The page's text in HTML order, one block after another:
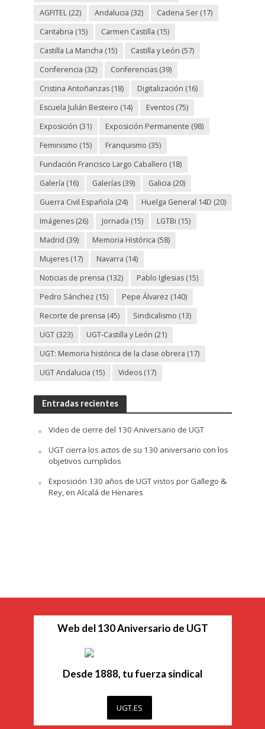
AGFITEL(22) Andalucia (32) Cadena Ser(17)
Cantabria (15) Carmen Castilla (15)
Castilla La Mancha (15) Castilla y León (57)
Conferencia (32) Conferencias(39)
Cristina Antoñanzas(18) Digitalización (16)
Escuela Julián Besteiro (14) Eventos(75)
Exposición (31) Exposición Permanente (98)
Feminismo (15) Franquismo (35)
Fundación Francisco Largo Caballero (18)
Galería (16) Galerías(39) Galicia (20)
Guerra Civil Española (24) Huelga General 14D (20)
Imágenes(26) Jornada (15) LGTBi (15)
Madrid (39) Memoria Histórica (58)
Mujeres(17) Navarra (14)
Noticias de prensa (132) Pablo Iglesias(15)
Pedro Sánchez (15) Pepe Álvarez (140)
Recorte de prensa (45) Sindicalismo (13)
UGT(323) UGT-Castilla y León (21)
UGT: Memoria histórica de la clase obrera (17)
UGT Andalucia (15) Videos(17)
Entradas recientes
Video de cierre del 130 Aniversario de UGT
UGT cierra los actos de su 130 aniversario con los
objetivos cumplidos
Exposición 130 años de UGT vistos por Gallego &
Rey, en Alcalá de Henares
Web del 130 Aniversario de UGT
Desde 1888, tu fuerza sindical
UGT.ES